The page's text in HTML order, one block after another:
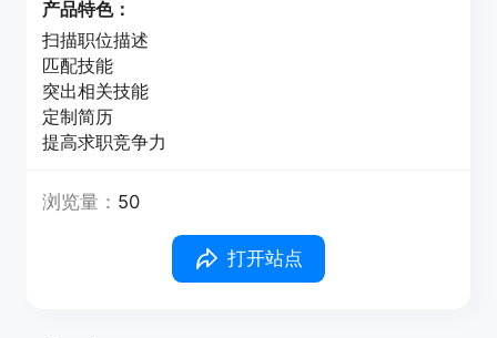
产品特色：
扫描职位描述
匹配技能
突出相关技能
定制简历
提高求职竞争力
浏览量： 50
打开站点